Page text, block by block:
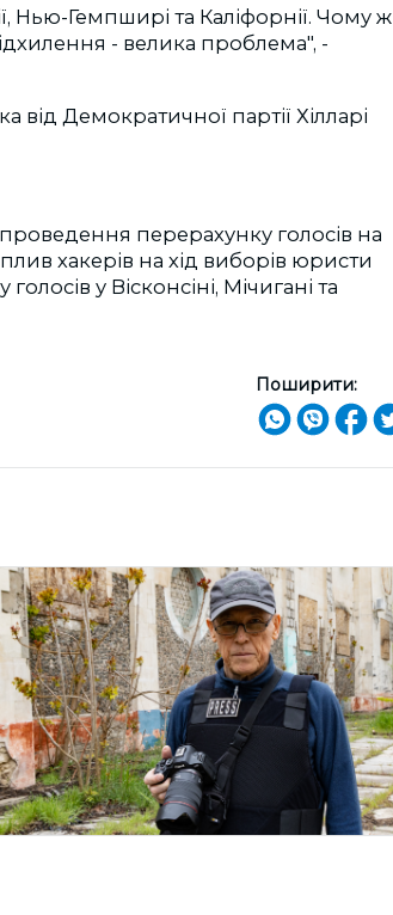
Нью-Гемпширі та Каліфорнії. Чому ж
- велика проблема", -
Демократичної партії Хілларі
перерахунку голосів на
хакерів на хід виборів юристи
у Вісконсіні, Мічигані та
Поширити: